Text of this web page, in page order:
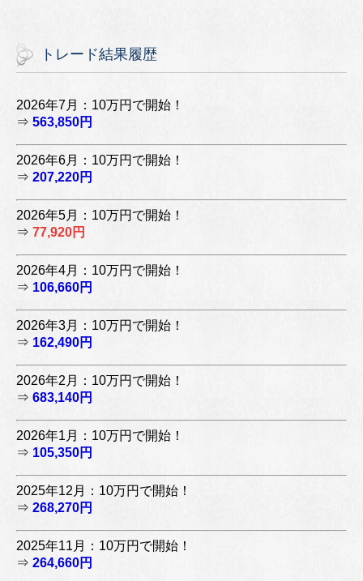
トレード結果履歴
2026年7月：10万円で開始！
⇒ 563,850円
2026年6月：10万円で開始！
⇒ 207,220円
2026年5月：10万円で開始！
⇒ 77,920円
2026年4月：10万円で開始！
⇒ 106,660円
2026年3月：10万円で開始！
⇒ 162,490円
2026年2月：10万円で開始！
⇒ 683,140円
2026年1月：10万円で開始！
⇒ 105,350円
2025年12月：10万円で開始！
⇒ 268,270円
2025年11月：10万円で開始！
⇒ 264,660円